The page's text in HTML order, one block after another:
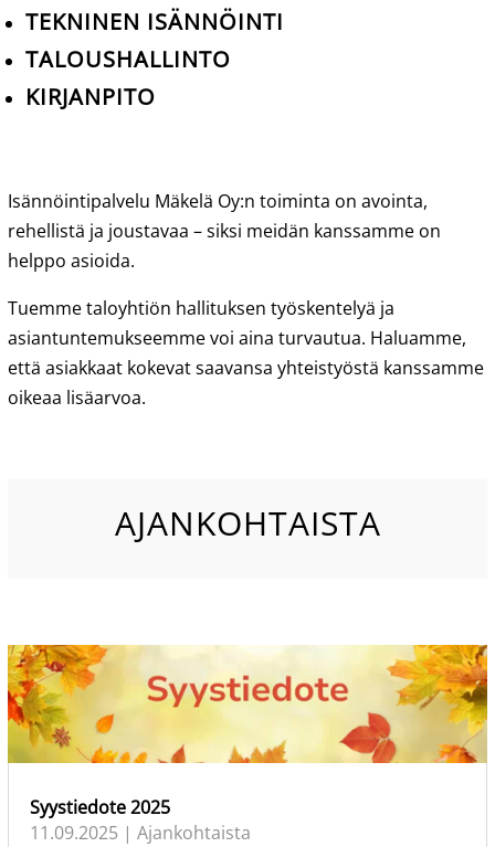
TEKNINEN ISÄNNÖINTI
TALOUSHALLINTO
KIRJANPITO
Isännöintipalvelu Mäkelä Oy:n toiminta on avointa,
rehellistä ja joustavaa – siksi meidän kanssamme on
helppo asioida.
Tuemme taloyhtiön hallituksen työskentelyä ja
asiantuntemukseemme voi aina turvautua. Haluamme,
että asiakkaat kokevat saavansa yhteistyöstä kanssamme
oikeaa lisäarvoa.
AJANKOHTAISTA
Syystiedote 2025
11.09.2025 | Ajankohtaista